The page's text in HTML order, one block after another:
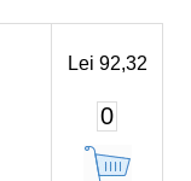
Lei 92,32
0